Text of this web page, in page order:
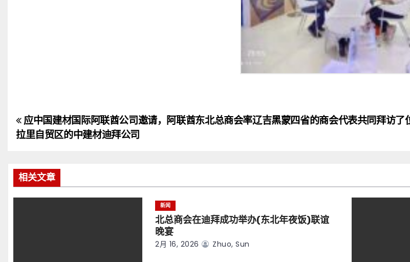
文
章
导
航
应中国建材国际阿联酋公司邀请，阿联酋东北总商会率辽吉黑蒙四省的商会代表共同拜访了
拉里自贸区的中建材迪拜公司
相关文章
新闻
北总商会在迪拜成功举办(东北年夜饭)联谊
晚宴
2月 16, 2026 Zhuo, Sun